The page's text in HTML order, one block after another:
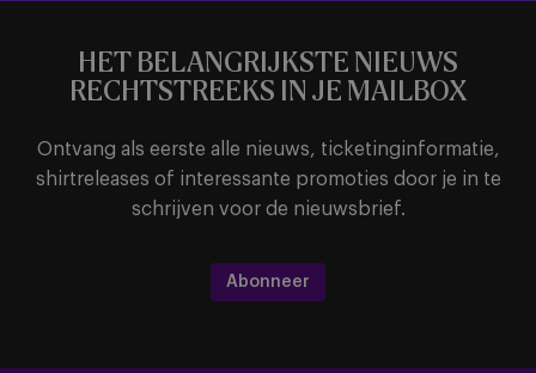
HET BELANGRIJKSTE NIEUWS
RECHTSTREEKS IN JE MAILBOX
Ontvang als eerste alle nieuws, ticketinginformatie,
shirtreleases of interessante promoties door je in te
schrijven voor de nieuwsbrief.
Abonneer